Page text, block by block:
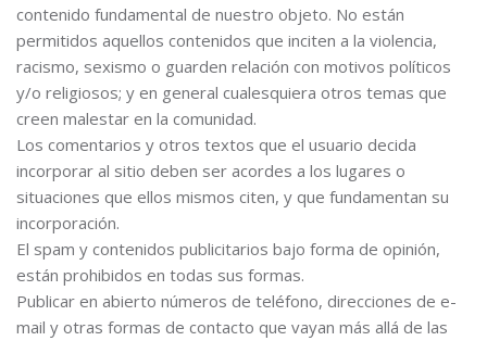
contenido fundamental de nuestro objeto. No están
permitidos aquellos contenidos que inciten a la violencia,
racismo, sexismo o guarden relación con motivos políticos
y/o religiosos; y en general cualesquiera otros temas que
creen malestar en la comunidad.
Los comentarios y otros textos que el usuario decida
incorporar al sitio deben ser acordes a los lugares o
situaciones que ellos mismos citen, y que fundamentan su
incorporación.
El spam y contenidos publicitarios bajo forma de opinión,
están prohibidos en todas sus formas.
Publicar en abierto números de teléfono, direcciones de e-
mail y otras formas de contacto que vayan más allá de las